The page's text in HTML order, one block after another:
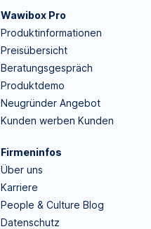
Wawibox Pro
Produktinformationen
Preisübersicht
Beratungsgespräch
Produktdemo
Neugründer Angebot
Kunden werben Kunden
Firmeninfos
Über uns
Karriere
People & Culture Blog
Datenschutz